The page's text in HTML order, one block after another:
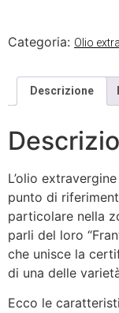
Categoria: Olio
Descrizione
L’olio
punto di
particolare nella
parli del loro
che unisce la
di una delle
Ecco le